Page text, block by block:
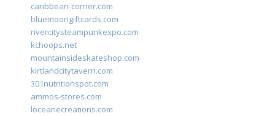
caribbean-corner.com
bluemoongiftcards.com
rivercitysteampunkexpo.com
kchoops.net
mountainsideskateshop.com
kirtlandcitytavern.com
301nutritionspot.com
ammos-stores.com
loceanecreations.com